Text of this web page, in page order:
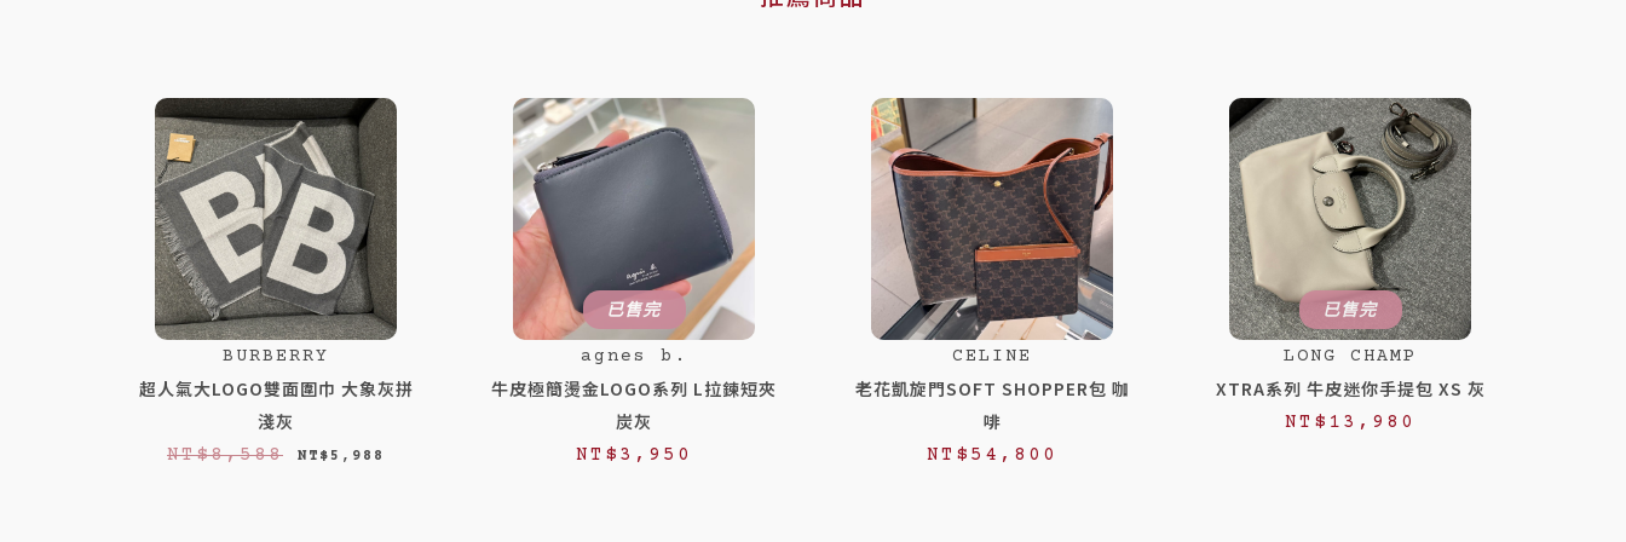
BURBERRY
超人氣大LOGO雙面圍巾 大象灰拼
淺灰
NT$8,588
原
NT$5,988
已售完
agnes b.
牛皮極簡燙金LOGO系列 L拉鍊短夾
炭灰
NT$ 3,950
CELINE
老花凱旋門SOFT SHOPPER包 咖
啡
NT$ 54,800
已售完
LONG CHAMP
XTRA系列 牛皮迷你手提包 XS 灰
NT$ 13,980